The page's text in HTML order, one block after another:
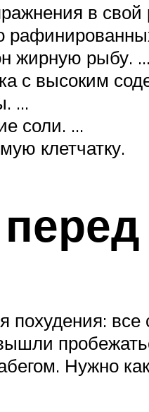
в свой
жирную рыбу. …
с высоким
…
соли. …
клетчатку.
похудения:
Нужно